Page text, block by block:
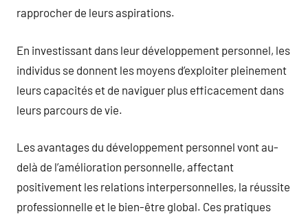
rapprocher de leurs aspirations.
En investissant dans leur développement personnel, les
individus se donnent les moyens d’exploiter pleinement
leurs capacités et de naviguer plus efficacement dans
leurs parcours de vie.
Les avantages du développement personnel vont au-
delà de l’amélioration personnelle, affectant
positivement les relations interpersonnelles, la réussite
professionnelle et le bien-être global. Ces pratiques